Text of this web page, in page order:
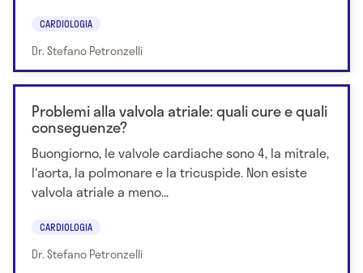
CARDIOLOGIA
Dr. Stefano Petronzelli
Problemi alla valvola atriale: quali cure e quali
conseguenze?
Buongiorno, le valvole cardiache sono 4, la mitrale,
l'aorta, la polmonare e la tricuspide. Non esiste
valvola atriale a meno...
CARDIOLOGIA
Dr. Stefano Petronzelli